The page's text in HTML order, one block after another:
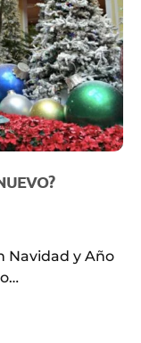
Navidad y Año